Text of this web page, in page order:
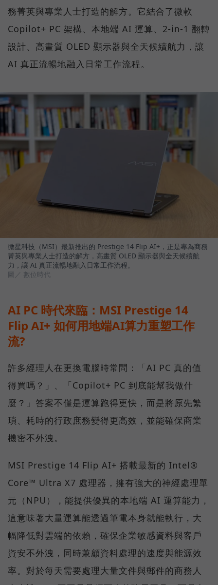
務菁英與專業人士打造的解方。它結合了微軟
Copilot+ PC 架構、本地端 AI 運算、2-in-1 翻轉
設計、高畫質 OLED 顯示器與全天候續航力，讓
AI 真正流暢地融入日常工作流程。
微星科技（MSI）最新推出的 Prestige 14 Flip AI+，正是專為商務
菁英與專業人士打造的解方，高畫質 OLED 顯示器與全天候續航
力，讓 AI 真正流暢地融入日常工作流程。
圖／ 數位時代
AI PC 時代來臨：MSI Prestige 14
Flip AI+ 如何用地端AI算力重塑工作
流?
許多經理人在更換電腦時常問：「AI PC 真的值
得買嗎？」、「Copilot+ PC 到底能幫我做什
麼？」答案不僅是運算跑得更快，而是將原先繁
瑣、耗時的行政庶務變得更高效，並能確保商業
機密不外洩。
MSI Prestige 14 Flip AI+ 搭載最新的 Intel®
Core™ Ultra X7 處理器，擁有強大的神經處理單
元（NPU），能提供優異的本地端 AI 運算能力，
這意味著大量運算能透過筆電本身就能執行，大
幅降低對雲端的依賴，確保企業敏感資料與客戶
資安不外洩，同時兼顧資料處理的速度與能源效
率。對於每天需要處理大量文件與郵件的商務人